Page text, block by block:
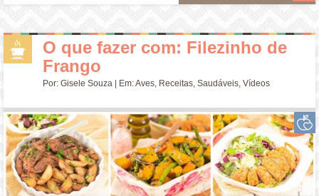
O que fazer com: Filezinho de
Frango
Por:Gisele Souza | Em:Aves Receitas ,Saudáveis ,Vídeos